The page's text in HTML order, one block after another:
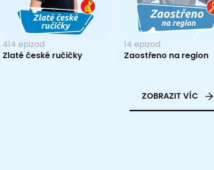
414 epizod
Zlaté české ručičky
14 epizod
Zaostřeno na region
ZOBRAZIT VÍC